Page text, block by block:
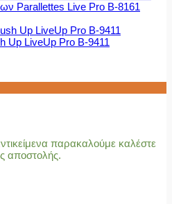
Parallettes Live Pro Β-8161
Up LiveUp Pro Β-9411
παρακαλούμε καλέστε
αποστολής.